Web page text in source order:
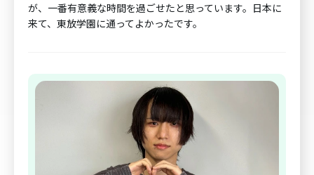
が、一番有意義な時間を過ごせたと思っています。日本に
来て、東放学園に通ってよかったです。